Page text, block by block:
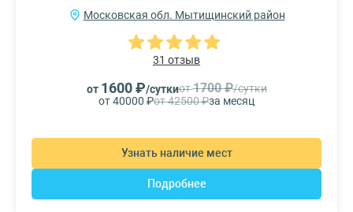
Московская обл. Мытищинский район
31 отзыв
от 1600 ₽/суткиот1700 ₽/сутки
от 40000 ₽от 42500 ₽за месяц
Узнать наличие мест
Подробнее